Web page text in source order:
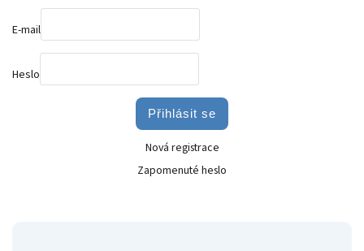
E-mail
Heslo
Přihlásit se
Nová registrace
Zapomenuté heslo